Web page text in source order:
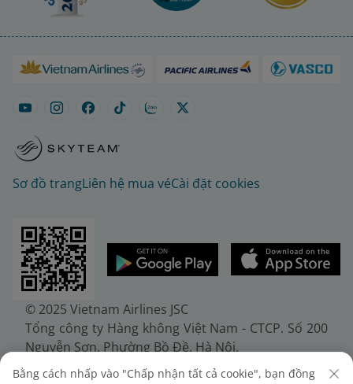
Sơ đồ trangLiên hệ mua véCài đặt cookies
© 2025 Vietnam Airlines JSC
Tổng công ty Hàng không Việt Nam - CTCP. Số 200
Nguyễn Sơn, Phường Bồ Đề, Hà Nội.
Điện thoại: (+84-24) 38272289. Fax: (+84-24)
Bằng cách nhấp vào "Chấp nhận tất cả cookie", bạn đồng